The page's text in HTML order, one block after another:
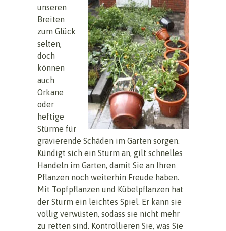
unseren
Breiten
zum Glück
selten,
doch
können
auch
Orkane
oder
heftige
Stürme für
gravierende Schäden im Garten sorgen.
Kündigt sich ein Sturm an, gilt schnelles
Handeln im Garten, damit Sie an Ihren
Pflanzen noch weiterhin Freude haben.
Mit Topfpflanzen und Kübelpflanzen hat
der Sturm ein leichtes Spiel. Er kann sie
völlig verwüsten, sodass sie nicht mehr
zu retten sind. Kontrollieren Sie, was Sie